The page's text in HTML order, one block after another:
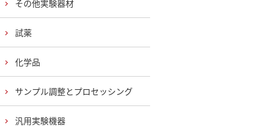
その他実験器材
試薬
化学品
サンプル調整とプロセッシング
汎用実験機器